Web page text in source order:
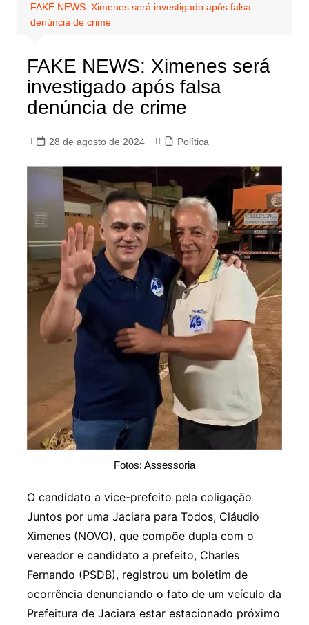
FAKE NEWS: Ximenes será investigado após falsa
denúncia de crime
FAKE NEWS: Ximenes será
investigado após falsa
denúncia de crime
28 de agosto de 2024 Política
Fotos: Assessoria
O candidato a vice-prefeito pela coligação
Juntos por uma Jaciara para Todos, Cláudio
Ximenes (NOVO), que compõe dupla com o
vereador e candidato a prefeito, Charles
Fernando (PSDB), registrou um boletim de
ocorrência denunciando o fato de um veículo da
Prefeitura de Jaciara estar estacionado próximo